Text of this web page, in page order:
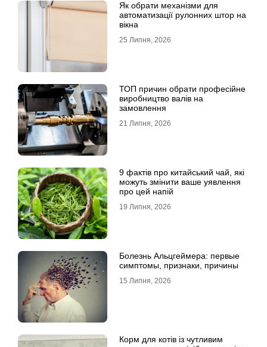
Як обрати механізми для
автоматизації рулонних штор на
вікна
25 Липня, 2026
ТОП причин обрати професійне
виробництво валів на
замовлення
21 Липня, 2026
9 фактів про китайський чай, які
можуть змінити ваше уявлення
про цей напій
19 Липня, 2026
Болезнь Альцгеймера: первые
симптомы, признаки, причины
15 Липня, 2026
Корм для котів із чутливим